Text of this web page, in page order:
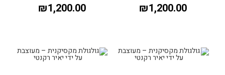
₪1,200.00
₪1,200.00